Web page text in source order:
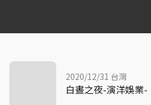
2020/12/31 台灣
白晝之夜-演洋娛業-